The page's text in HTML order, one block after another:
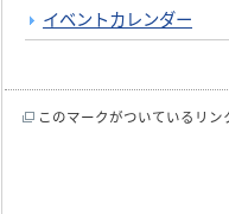
イベントカレンダー
このマークがついているリ